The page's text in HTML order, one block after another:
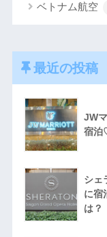
ベトナム航空
最近の投稿
JW
宿泊
シェ
に宿
は？